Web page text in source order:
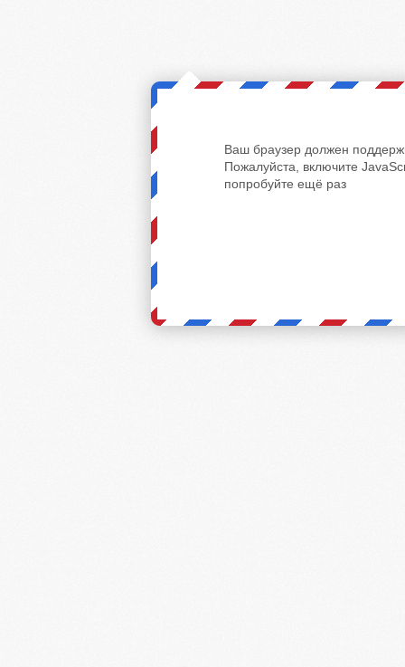
Ваш браузер должен
Пожалуйста, включите
попробуйте ещё раз